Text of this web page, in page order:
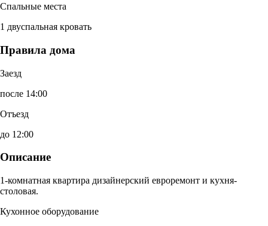
Спальные места
1 двуспальная кровать
Правила дома
Заезд
после 14:00
Отъезд
до 12:00
Описание
1-комнатная квартира дизайнерский евроремонт и кухня-
столовая.
Кухонное оборудование